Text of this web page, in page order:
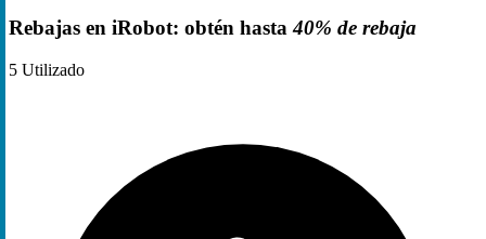
Rebajas en iRobot: obtén hasta40% de rebaja
5 Utilizado